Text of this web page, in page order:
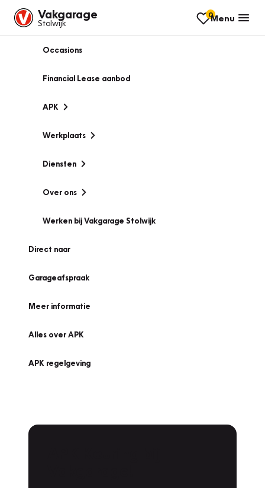
Vakgarage
Stolwijk
0Menu
Occasions
Financial Lease aanbod
APK
Werkplaats
Diensten
Over ons
Werken bij Vakgarage Stolwijk
Direct naar
Garageafspraak
Meer informatie
Alles over APK
APK regelgeving